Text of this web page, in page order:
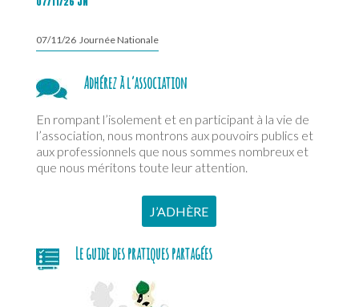
07/11/26 Journée Nationale
Adhérez à l’association
En rompant l’isolement et en participant à la vie de
l’association, nous montrons aux pouvoirs publics et
aux professionnels que nous sommes nombreux et
que nous méritons toute leur attention.
J’ADHÈRE
Le guide des pratiques partagées